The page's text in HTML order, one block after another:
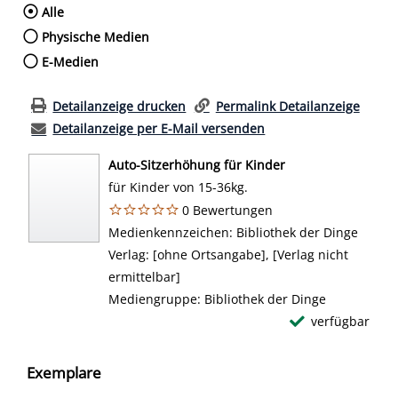
Wählen Sie die Medienart nach der Sie
Alle
Physische Medien
E-Medien
Detailanzeige drucken
Permalink Detailanzeige
Detailanzeige per E-Mail versenden
Auto-Sitzerhöhung für Kinder
für Kinder von 15-36kg.
0 Bewertungen
Suche nach diesem Verfasser
Medienkennzeichen: Bibliothek der Dinge
Verlag: [ohne Ortsangabe], [Verlag nicht
ermittelbar]
Mediengruppe: Bibliothek der Dinge
verfügbar
Exemplare